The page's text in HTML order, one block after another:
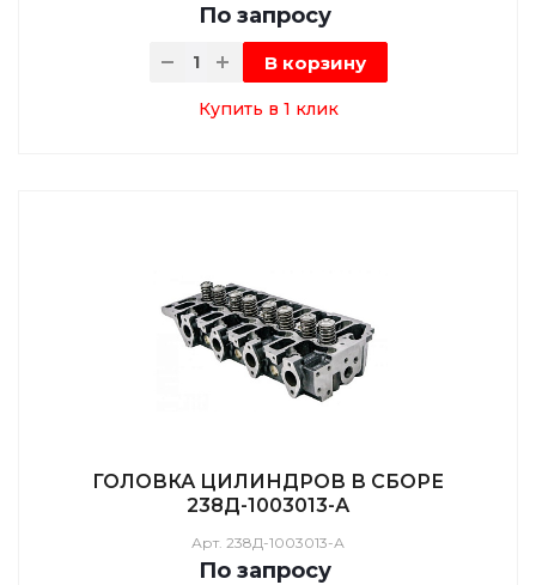
По запросу
В корзину
Купить в 1 клик
ГОЛОВКА ЦИЛИНДРОВ В СБОРЕ
238Д-1003013-А
Арт. 238Д-1003013-А
По запросу